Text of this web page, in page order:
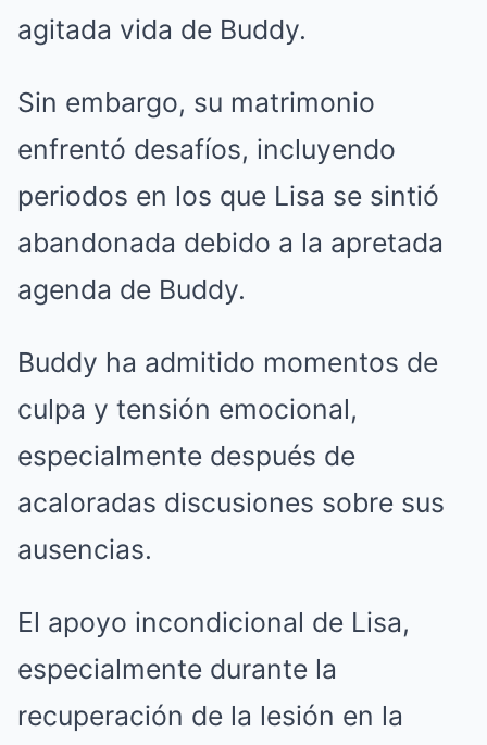
agitada vida de Buddy.
Sin embargo, su matrimonio
enfrentó desafíos, incluyendo
periodos en los que Lisa se sintió
abandonada debido a la apretada
agenda de Buddy.
Buddy ha admitido momentos de
culpa y tensión emocional,
especialmente después de
acaloradas discusiones sobre sus
ausencias.
El apoyo incondicional de Lisa,
especialmente durante la
recuperación de la lesión en la